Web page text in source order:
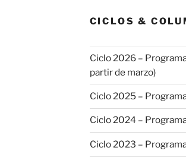
CICLOS &
Ciclo 2026 –
partir de marzo)
Ciclo 2025 –
Ciclo 2024 –
Ciclo 2023 –